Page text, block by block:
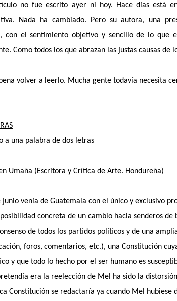
no fue escrito ayer ni hoy. Hace días está
Nada ha cambiado. Pero su autora, una
con el sentimiento objetivo y sencillo de lo que
Como todos los que abrazan las justas causas de
volver a leerlo. Mucha gente todavía necesita
a una palabra de dos letras
Umaña (Escritora y Crítica de Arte. Hondureña)
junio venía de Guatemala con el único y exclusivo
concreta de un cambio hacia senderos
de todos los partidos políticos y de una
foros, comentarios, etc.), una Constitución
y que todo lo hecho por el ser humano es
era la reelección de Mel ha sido la
Constitución se redactaría ya cuando Mel hubiese